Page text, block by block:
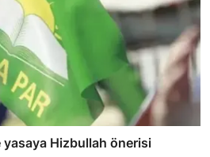
yasaya Hizbullah önerisi